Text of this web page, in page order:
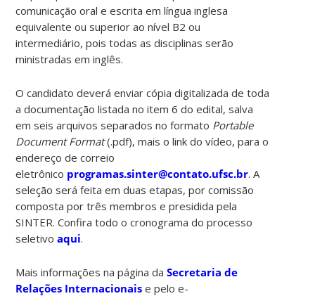
comunicação oral e escrita em língua inglesa
equivalente ou superior ao nível B2 ou
intermediário, pois todas as disciplinas serão
ministradas em inglês.
O candidato deverá enviar cópia digitalizada de toda
a documentação listada no item 6 do edital, salva
em seis arquivos separados no formato Portable
Document Format(.pdf), mais o link do vídeo, para o
endereço de correio
eletrônico programas.sinter@contato.ufsc.br. A
seleção será feita em duas etapas, por comissão
composta por três membros e presidida pela
SINTER. Confira todo o cronograma do processo
seletivoaqui.
Mais informações na página daSecretaria de
Relações Internacionais e pelo e-